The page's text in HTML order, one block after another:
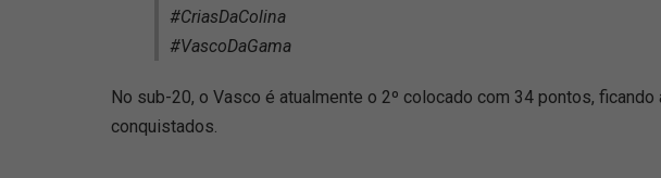
#CriasDaColina
#VascoDaGama
No sub-20, o Vasco é atualmente o 2º colocado com 34 pontos,
conquistados.